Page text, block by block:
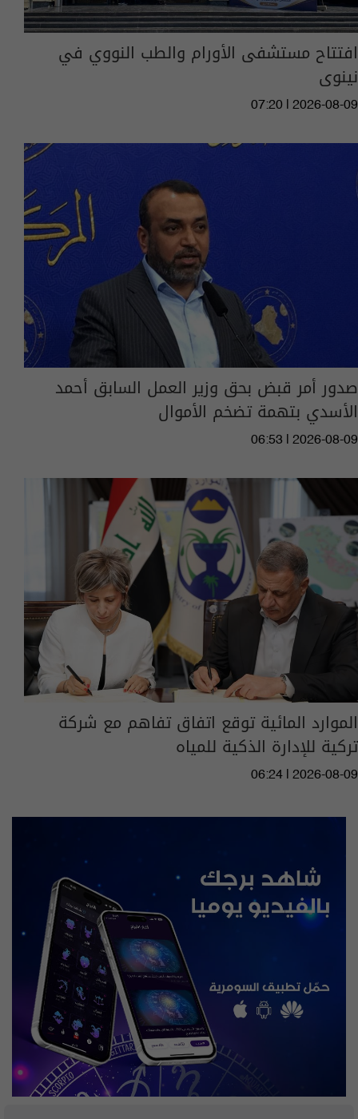
افتتاح مستشفى الأورام والطب النووي في
نينوى
07:20 | 2026-08-09
صدور أمر قبض بحق وزير العمل السابق أحمد
الأسدي بتهمة تضخم الأموال
06:53 | 2026-08-09
الموارد المائية توقع اتفاق تفاهم مع شركة
تركية للإدارة الذكية للمياه
06:24 | 2026-08-09